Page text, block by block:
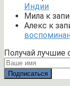
Индии
Мила к
Алекс к
Получай лучшие
Подписаться